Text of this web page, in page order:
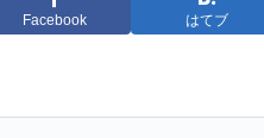
Facebook はてブ